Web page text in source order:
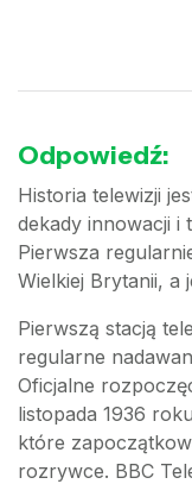
Odpowiedź:
Historia telewizji
dekady innowacji i
Pierwsza
Wielkiej Brytanii, a
Pierwszą stacją
regularne
Oficjalne
listopada 1936
które
rozrywce. BBC